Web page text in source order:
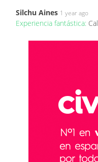
Silchu Aines 1 year ago
Experiencia fantástica: